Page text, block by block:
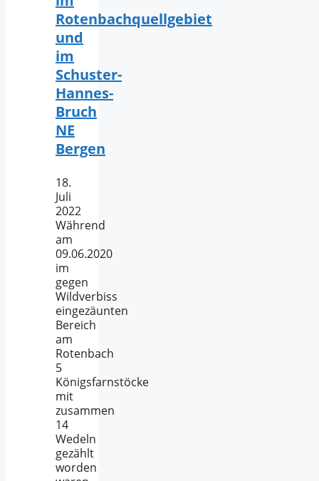
Rotenbachquellgebiet
und
im
Schuster-
Hannes-
Bruch
NE
Bergen
18.
Juli
2022
Während
am
09.06.2020
im
gegen
Wildverbiss
eingezäunten
Bereich
am
Rotenbach
5
Königsfarnstöcke
mit
zusammen
14
Wedeln
gezählt
worden